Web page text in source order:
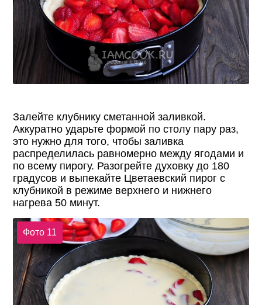
Залейте клубнику сметанной заливкой.
Аккуратно ударьте формой по столу пару раз,
это нужно для того, чтобы заливка
распределилась равномерно между ягодами и
по всему пирогу. Разогрейте духовку до 180
градусов и выпекайте Цветаевский пирог с
клубникой в режиме верхнего и нижнего
нагрева 50 минут.
Фото 11